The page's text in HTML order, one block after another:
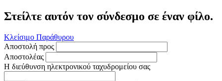
Στείλτε αυτόν τον σύνδεσμο σε έναν φίλο.
Κλείσιμο Παράθυρου
Αποστολή προς
Αποστολέας
Η διεύθυνση ηλεκτρονικού ταχυδρομείου σας